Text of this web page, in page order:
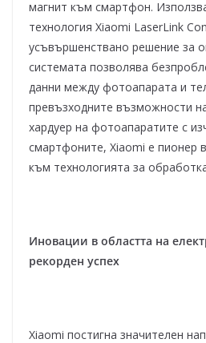
магнит към смартфон.
технология Xiaomi LaserLink
усъвършенствано решение за
системата позволява
данни между фотоапарата и
превъзходните възможности
хардуер на фотоапаратите с
смартфоните, Xiaomi е пионер
към технологията за
Иновации в областта на
рекорден успех
Xiaomi постигна значителен